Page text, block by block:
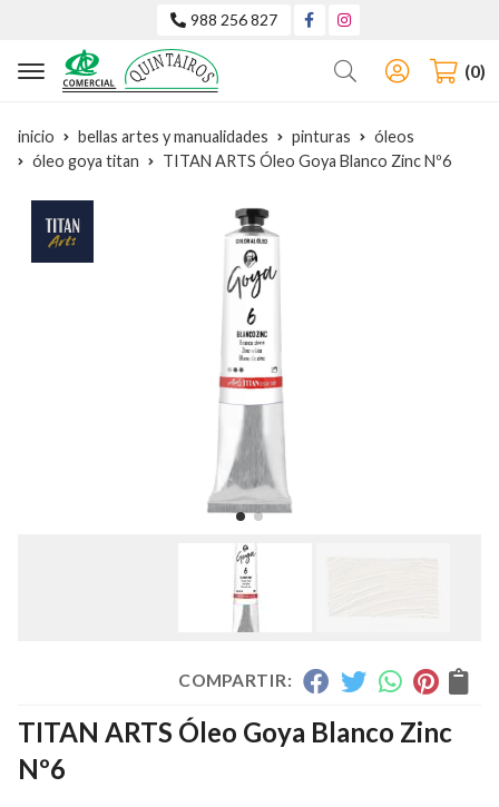
988 256 827
Buscar 0
inicio bellas artes y manualidades pinturas
óleos
óleo goya titan
TITAN ARTS Óleo Goya Blanco Zinc Nº6
COMPARTIR:
TITAN ARTS Óleo Goya Blanco Zinc
Nº6